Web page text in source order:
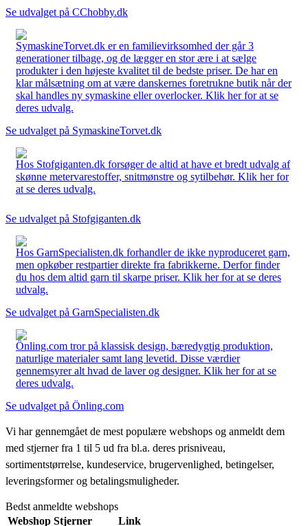
Se udvalget på CChobby.dk
SymaskineTorvet.dk er en familievirksomhed der går 3
generationer tilbage, og de lægger en stor ære i at sælge
produkter i den højeste kvalitet til de bedste priser. De har en
klar målsætning om at være danskernes foretrukne butik når der
skal handles ny symaskine eller overlocker. Klik her for at se
deres udvalg.
Se udvalget på SymaskineTorvet.dk
Hos Stofgiganten.dk forsøger de altid at have et bredt udvalg af
skønne metervarestoffer, snitmønstre og sytilbehør. Klik her for
at se deres udvalg.
Se udvalget på Stofgiganten.dk
Hos GarnSpecialisten.dk forhandler de ikke nyproduceret garn,
men opkøber restpartier direkte fra fabrikkerne. Derfor finder
du hos dem altid garn til skarpe priser. Klik her for at se deres
udvalg.
Se udvalget på GarnSpecialisten.dk
Önling.com tror på klassisk design, bæredygtig produktion,
naturlige materialer samt lang levetid. Disse værdier
gennemsyrer alt hvad de laver og designer. Klik her for at se
deres udvalg.
Se udvalget på Önling.com
Vi har gennemgået de mest populære webshops og anmeldt dem
med stjerner fra 1 til 5 ud fra bl.a. deres prisniveau,
sortimentstørrelse, kundeservice, brugervenlighed, betingelser,
leveringsformer og betalingsmuligheder.
Bedst anmeldte webshops
Webshop Stjerner
Link